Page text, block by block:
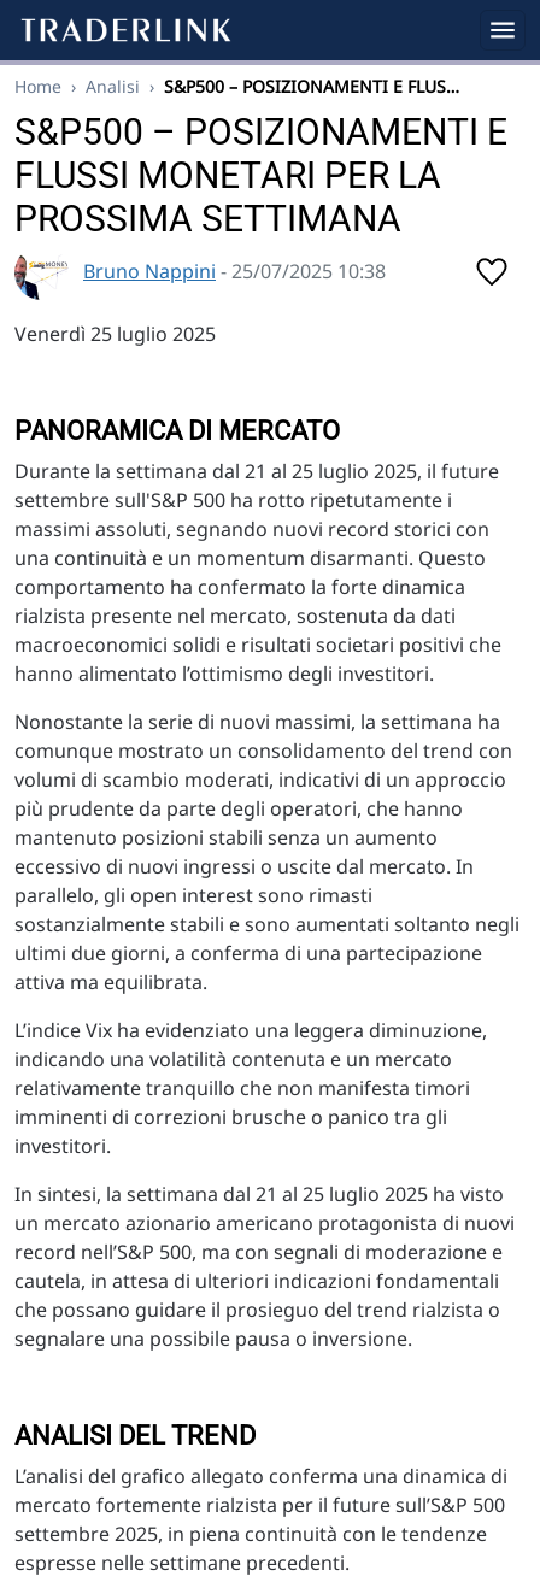
Home › Analisi › S&P500 – POSIZIONAMENTI E FLUS…
S&P500 – POSIZIONAMENTI E
FLUSSI MONETARI PER LA
PROSSIMA SETTIMANA
Bruno Nappini - 25/07/2025 10:38
Venerdì 25 luglio 2025
PANORAMICA DI MERCATO
Durante la settimana dal 21 al 25 luglio 2025, il future
settembre sull'S&P 500 ha rotto ripetutamente i
massimi assoluti, segnando nuovi record storici con
una continuità e un momentum disarmanti. Questo
comportamento ha confermato la forte dinamica
rialzista presente nel mercato, sostenuta da dati
macroeconomici solidi e risultati societari positivi che
hanno alimentato l’ottimismo degli investitori.
Nonostante la serie di nuovi massimi, la settimana ha
comunque mostrato un consolidamento del trend con
volumi di scambio moderati, indicativi di un approccio
più prudente da parte degli operatori, che hanno
mantenuto posizioni stabili senza un aumento
eccessivo di nuovi ingressi o uscite dal mercato. In
parallelo, gli open interest sono rimasti
sostanzialmente stabili e sono aumentati soltanto negli
ultimi due giorni, a conferma di una partecipazione
attiva ma equilibrata.
L’indice Vix ha evidenziato una leggera diminuzione,
indicando una volatilità contenuta e un mercato
relativamente tranquillo che non manifesta timori
imminenti di correzioni brusche o panico tra gli
investitori.
In sintesi, la settimana dal 21 al 25 luglio 2025 ha visto
un mercato azionario americano protagonista di nuovi
record nell’S&P 500, ma con segnali di moderazione e
cautela, in attesa di ulteriori indicazioni fondamentali
che possano guidare il prosieguo del trend rialzista o
segnalare una possibile pausa o inversione.
ANALISI DEL TREND
L’analisi del grafico allegato conferma una dinamica di
mercato fortemente rialzista per il future sull’S&P 500
settembre 2025, in piena continuità con le tendenze
espresse nelle settimane precedenti.